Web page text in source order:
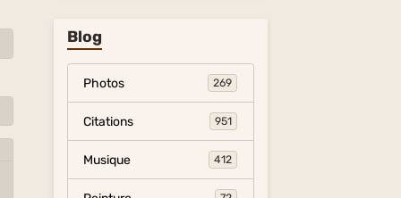
Blog
Photos 269
Citations 951
Musique 412